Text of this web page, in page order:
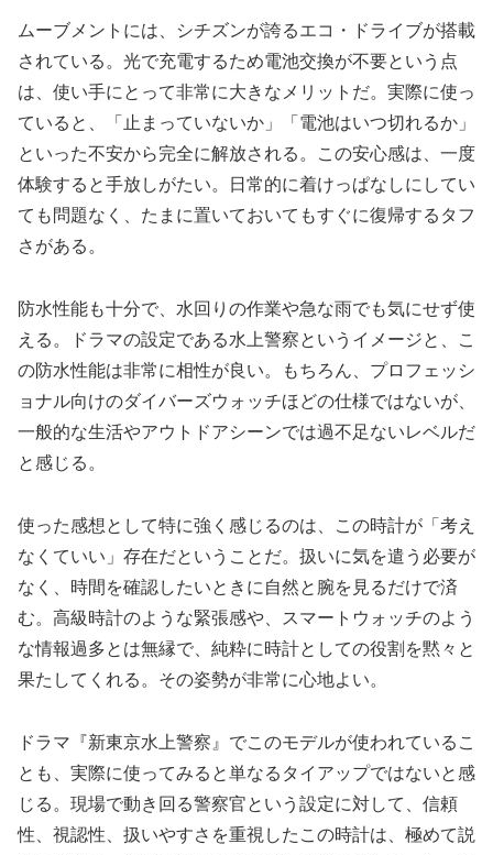
ムーブメントには、シチズンが誇るエコ・ドライブが搭載
されている。光で充電するため電池交換が不要という点
は、使い手にとって非常に大きなメリットだ。実際に使っ
ていると、「止まっていないか」「電池はいつ切れるか」
といった不安から完全に解放される。この安心感は、一度
体験すると手放しがたい。日常的に着けっぱなしにしてい
ても問題なく、たまに置いておいてもすぐに復帰するタフ
さがある。
防水性能も十分で、水回りの作業や急な雨でも気にせず使
える。ドラマの設定である水上警察というイメージと、こ
の防水性能は非常に相性が良い。もちろん、プロフェッシ
ョナル向けのダイバーズウォッチほどの仕様ではないが、
一般的な生活やアウトドアシーンでは過不足ないレベルだ
と感じる。
使った感想として特に強く感じるのは、この時計が「考え
なくていい」存在だということだ。扱いに気を遣う必要が
なく、時間を確認したいときに自然と腕を見るだけで済
む。高級時計のような緊張感や、スマートウォッチのよう
な情報過多とは無縁で、純粋に時計としての役割を黙々と
果たしてくれる。その姿勢が非常に心地よい。
ドラマ『新東京水上警察』でこのモデルが使われているこ
とも、実際に使ってみると単なるタイアップではないと感
じる。現場で動き回る警察官という設定に対して、信頼
性、視認性、扱いやすさを重視したこの時計は、極めて説